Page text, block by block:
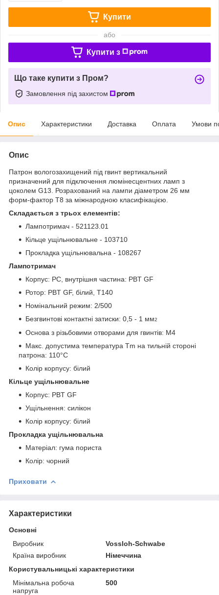
Купити
або
Купити з
Що таке купити з Пром?
Замовлення під захистом
Опис Характеристики Доставка Оплата Умови
Опис
Патрон вологозахищений під гвинт вертикальний
призначений для підключення люмінесцентних ламп з
цоколем G13. Розрахований на лампи діаметром 26 мм
форм-фактор T8 за міжнародною класифікацією.
Складається з трьох елементів:
Лампотримач - 521123.01
Кільце ущільнювальне - 103710
Прокладка ущільнювальна - 108267
Лампотримач
Корпус: PC, внутрішня частина: PBT GF
Ротор: PBT GF, білий, T140
Номінальний режим: 2/500
Безгвинтові контактні затиски: 0,5 - 1 мм2
Основа з різьбовими отворами для гвинтів: M4
Макс. допустима температура Tm на тильній стороні
патрона: 110°C
Колір корпусу: білий
Кільце ущільнювальне
Корпус: PBT GF
Ущільнення: силікон
Колір корпусу: білий
Прокладка ущільнювальна
Матеріал: гума пориста
Колір: чорний
Приховати
Характеристики
Основні
Виробник
Vossloh-Schwabe
Країна виробник
Німеччина
Користувальницькі характеристики
Мінімальна робоча
напруга
500